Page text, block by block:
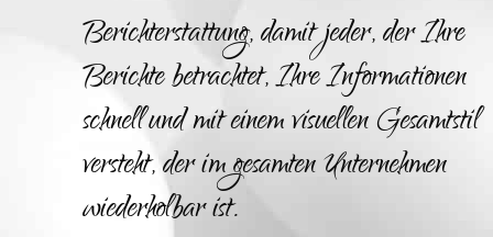
Berichterstattung, damit jeder, der Ihre
Berichte betrachtet, Ihre Informationen
schnell und mit einem visuellen Gesamtstil
versteht, der im gesamten Unternehmen
wiederholbar ist.